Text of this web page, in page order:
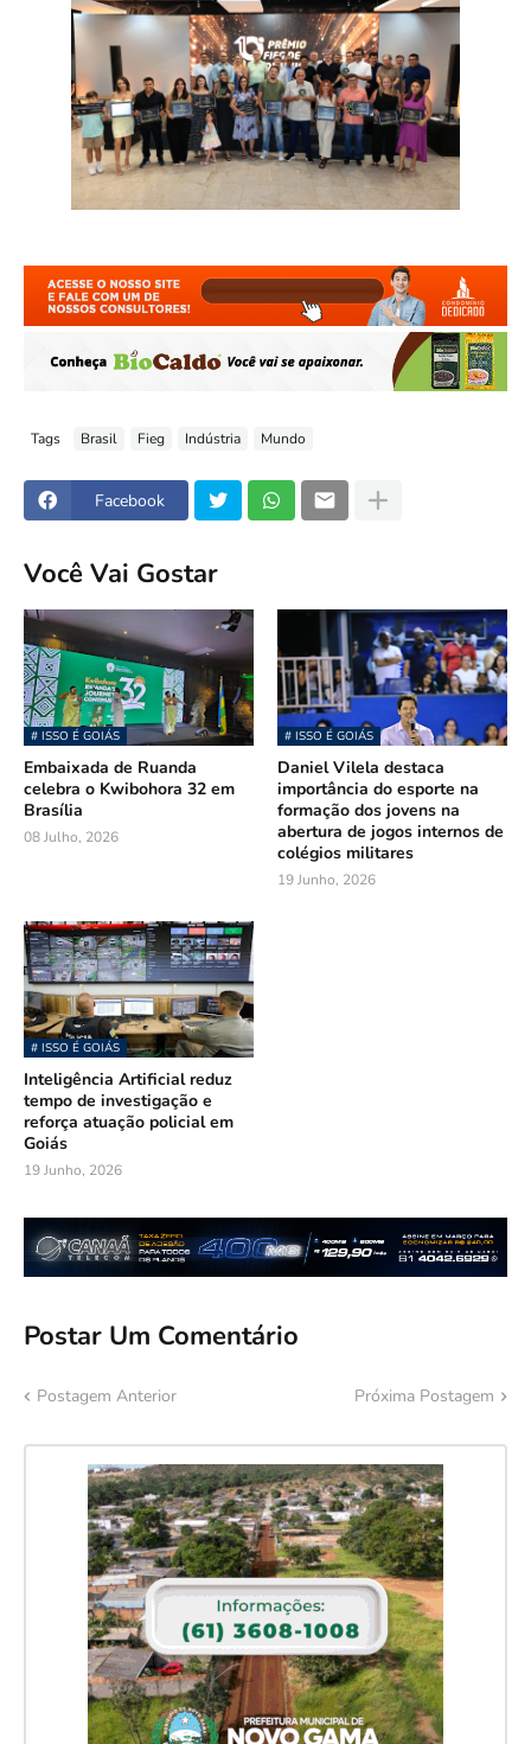
Tags Brasil Fieg Indústria Mundo
Facebook
Você Vai Gostar
# ISSO É GOIÁS
Embaixada de Ruanda
celebra o Kwibohora 32 em
Brasília
08 Julho, 2026
# ISSO É GOIÁS
Daniel Vilela destaca
importância do esporte na
formação dos jovens na
abertura de jogos internos de
colégios militares
19 Junho, 2026
# ISSO É GOIÁS
Inteligência Artificial reduz
tempo de investigação e
reforça atuação policial em
Goiás
19 Junho, 2026
Postar Um Comentário
Postagem Anterior Próxima Postagem